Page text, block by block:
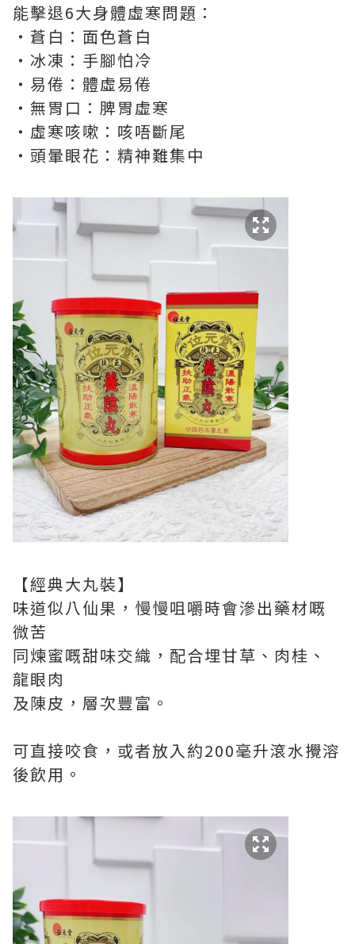
能擊退6大身體虛寒問題：
・蒼白：面色蒼白
・冰凍：手腳怕冷
・易倦：體虛易倦
・無胃口：脾胃虛寒
・虛寒咳嗽：咳唔斷尾
・頭暈眼花：精神難集中
【經典大丸裝】
味道似八仙果，慢慢咀嚼時會滲出藥材嘅
微苦
同煉蜜嘅甜味交織，配合埋甘草、肉桂、
龍眼肉
及陳皮，層次豐富。
可直接咬食，或者放入約200毫升滾水攪溶
後飲用。